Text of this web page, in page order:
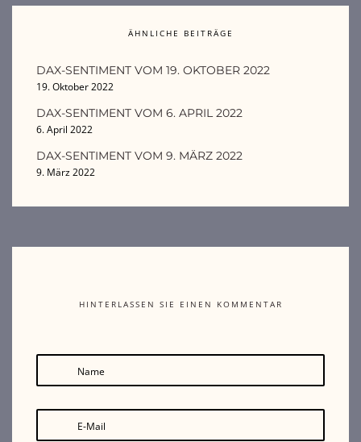
ÄHNLICHE BEITRÄGE
DAX-SENTIMENT VOM 19. OKTOBER 2022
19. Oktober 2022
DAX-SENTIMENT VOM 6. APRIL 2022
6. April 2022
DAX-SENTIMENT VOM 9. MÄRZ 2022
9. März 2022
HINTERLASSEN SIE EINEN KOMMENTAR
Name
E-Mail